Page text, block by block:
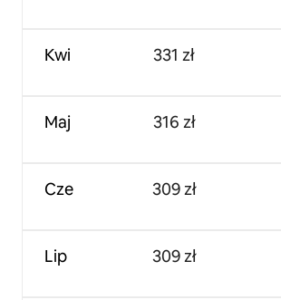
Kwi
Maj
Cze
Lip
331 zł
316 zł
309 zł
309 zł